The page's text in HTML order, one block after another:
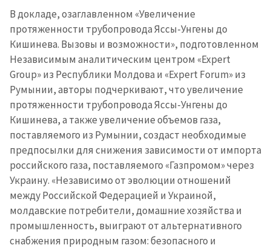
В докладе, озаглавленном «Увеличение
протяженности трубопровода Яссы-Унгены до
Кишинева. Вызовы и возможности», подготовленном
Независимым аналитическим центром «Expert
Group» из Республики Молдова и «Expert Forum» из
Румынии, авторы подчеркивают, что увеличение
протяженности трубопровода Яссы-Унгены до
Кишинева, а также увеличение объемов газа,
поставляемого из Румынии, создаст необходимые
предпосылки для снижения зависимости от импорта
российского газа, поставляемого «Газпромом» через
Украину. «Независимо от эволюции отношений
между Российской Федерацией и Украиной,
молдавские потребители, домашние хозяйства и
промышленность, выиграют от альтернативного
снабжения природным газом: безопасного и